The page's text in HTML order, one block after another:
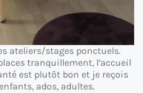
ateliers/stages ponctuels.
tranquillement, l’accueil
est plutôt bon et je reçois
ados, adultes.